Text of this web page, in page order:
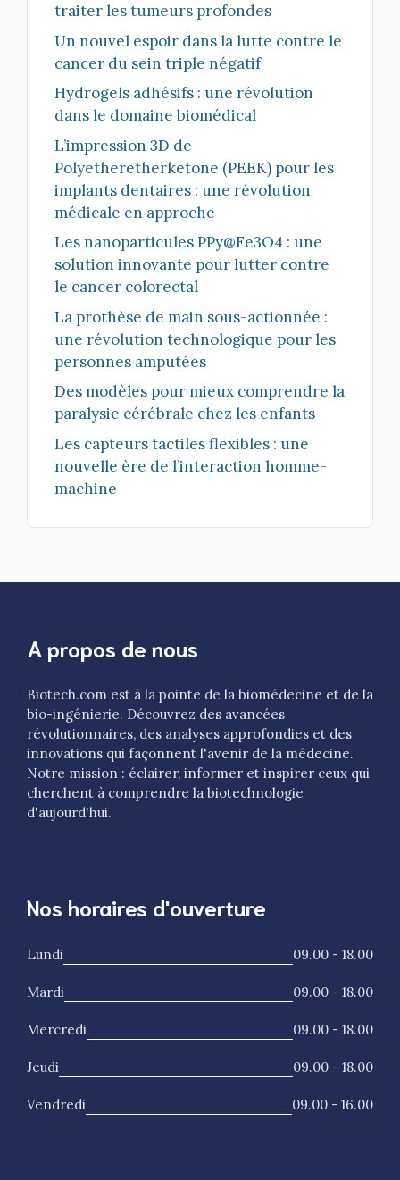
traiter les tumeurs profondes
Un nouvel espoir dans la lutte contre le
cancer du sein triple négatif
Hydrogels adhésifs : une révolution
dans le domaine biomédical
L’impression 3D de
Polyetheretherketone (PEEK) pour les
implants dentaires : une révolution
médicale en approche
Les nanoparticules PPy@Fe3O4 : une
solution innovante pour lutter contre
le cancer colorectal
La prothèse de main sous-actionnée :
une révolution technologique pour les
personnes amputées
Des modèles pour mieux comprendre la
paralysie cérébrale chez les enfants
Les capteurs tactiles flexibles : une
nouvelle ère de l’interaction homme-
machine
A propos de nous
Biotech.com est à la pointe de la biomédecine et de la
bio-ingénierie. Découvrez des avancées
révolutionnaires, des analyses approfondies et des
innovations qui façonnent l'avenir de la médecine.
Notre mission : éclairer, informer et inspirer ceux qui
cherchent à comprendre la biotechnologie
d'aujourd'hui.
Nos horaires d'ouverture
Lundi 09.00 - 18.00
Mardi 09.00 - 18.00
Mercredi 09.00 - 18.00
Jeudi 09.00 - 18.00
Vendredi 09.00 - 16.00